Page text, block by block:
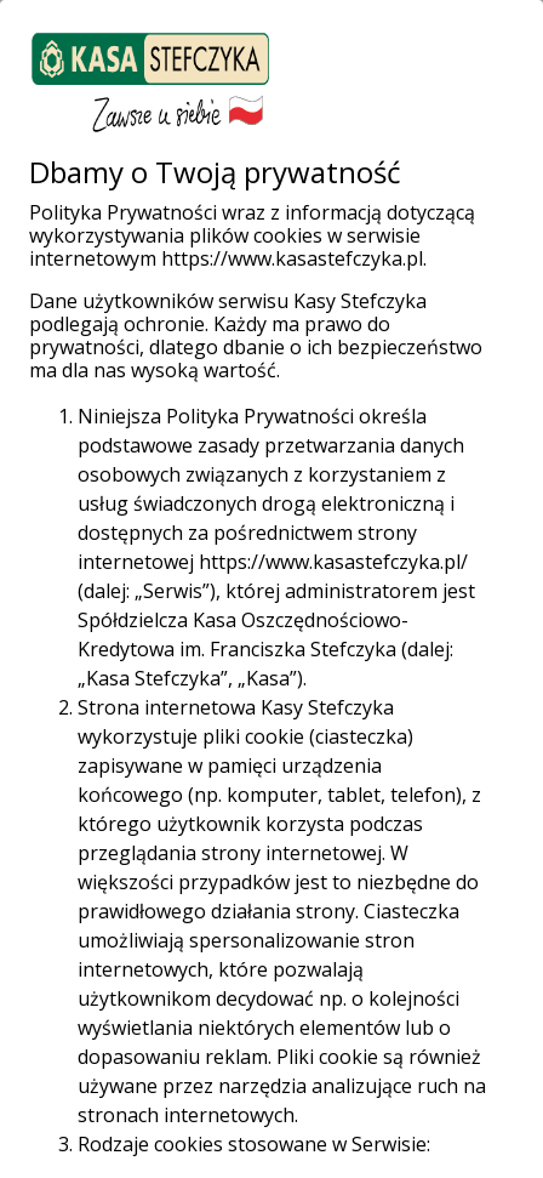
Weź pożyczkę
Załóż konto
Strona główna Finanse bez tajemnic
Wszystko o pożyczkach
Poza oprocentowaniem: Przewodnik po dodatkowych opłatach w
Data publikacji: 13-01-2025 | Treść jest aktualna na
dzień: 09-01-2024
Poza oprocentowaniem:
Przewodnik po
dodatkowych opłatach
w pożyczce gotówkowej
Dbamy o Twoją prywatność
Polityka Prywatności wraz z informacją dotyczącą
wykorzystywania plików cookies w serwisie
internetowym https://www.kasastefczyka.pl.
Dane użytkowników serwisu Kasy Stefczyka
podlegają ochronie. Każdy ma prawo do
prywatności, dlatego dbanie o ich bezpieczeństwo
ma dla nas wysoką wartość.
Niniejsza Polityka Prywatności określa
podstawowe zasady przetwarzania danych
osobowych związanych z korzystaniem z
usług świadczonych drogą elektroniczną i
dostępnych za pośrednictwem strony
internetowej https://www.kasastefczyka.pl/
(dalej: „Serwis”), której administratorem jest
Spółdzielcza Kasa Oszczędnościowo-
Kredytowa im. Franciszka Stefczyka (dalej:
„Kasa Stefczyka”, „Kasa”).
Strona internetowa Kasy Stefczyka
wykorzystuje pliki cookie (ciasteczka)
zapisywane w pamięci urządzenia
końcowego (np. komputer, tablet, telefon), z
którego użytkownik korzysta podczas
przeglądania strony internetowej. W
większości przypadków jest to niezbędne do
prawidłowego działania strony. Ciasteczka
umożliwiają spersonalizowanie stron
internetowych, które pozwalają
użytkownikom decydować np. o kolejności
wyświetlania niektórych elementów lub o
dopasowaniu reklam. Pliki cookie są również
używane przez narzędzia analizujące ruch na
stronach internetowych.
Rodzaje cookies stosowane w Serwisie: